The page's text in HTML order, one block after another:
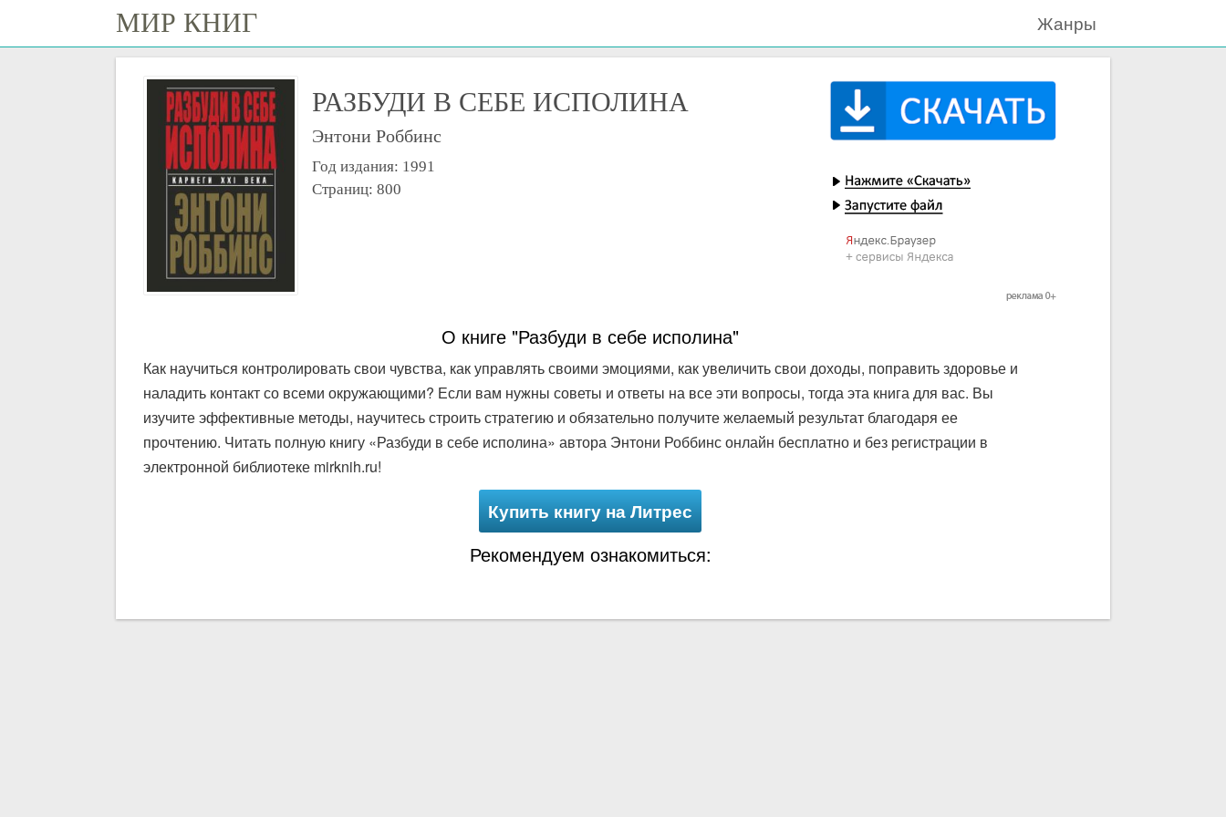
МИР КНИГ Жанры
РАЗБУДИ В СЕБЕ ИСПОЛИНА
Энтони Роббинс
Год издания: 1991
Страниц: 800
О книге "Разбуди в себе исполина"
Как научиться контролировать свои чувства, как управлять своими эмоциями, как увеличить свои доходы, поправить здоровье и
наладить контакт со всеми окружающими? Если вам нужны советы и ответы на все эти вопросы, тогда эта книга для вас. Вы
изучите эффективные методы, научитесь строить стратегию и обязательно получите желаемый результат благодаря ее
прочтению. Читать полную книгу «Разбуди в себе исполина» автора Энтони Роббинс онлайн бесплатно и без регистрации в
электронной библиотеке mirknih.ru!
Купить книгу на Литрес
Рекомендуем ознакомиться: